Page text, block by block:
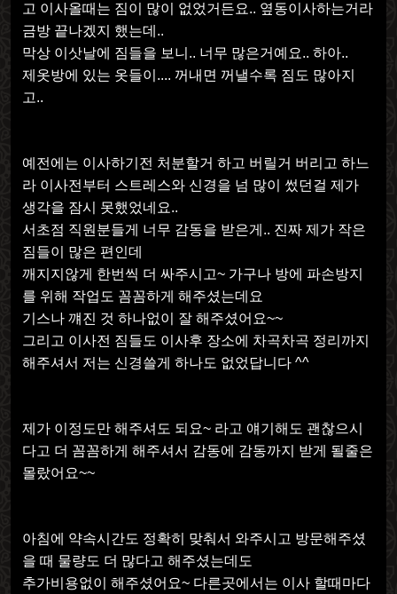
고 이사올때는 짐이 많이 없었거든요.. 옆동이사하는거라
금방 끝나겠지 했는데 ..
막상 이삿날에 짐들을 보니 .. 너무 많은거예요.. 하아..
제옷방에 있는 옷들이 .... 꺼내면 꺼낼수록 짐도 많아지
고..
예전에는 이사하기전 처분할거 하고 버릴거 버리고 하느
라 이사전부터 스트레스와 신경을 넘 많이 썼던걸 제가
생각을 잠시 못했었네요..
서초점 직원분들게 너무 감동을 받은게 .. 진짜 제가 작은
짐들이 많은 편인데
깨지지않게 한번씩 더 싸주시고~ 가구나 방에 파손방지
를 위해 작업도 꼼꼼하게 해주셨는데요
기스나 꺠진 것 하나없이 잘 해주셨어요~~
그리고 이사전 짐들도 이사후 장소에 차곡차곡 정리까지
해주셔서 저는 신경쓸게 하나도 없었답니다 ^^
제가 이정도만 해주셔도 되요~ 라고 얘기해도 괜찮으시
다고 더 꼼꼼하게 해주셔서 감동에 감동까지 받게 될줄은
몰랐어요~~
아침에 약속시간도 정확히 맞춰서 와주시고 방문해주셨
을 때 물량도 더 많다고 해주셨는데도
추가비용없이 해주셨어요~ 다른곳에서는 이사 할때마다